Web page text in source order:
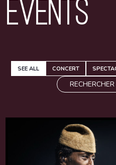
Events
SEE ALL CONCERT